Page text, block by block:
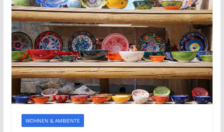
WOHNEN & AMBIENTE